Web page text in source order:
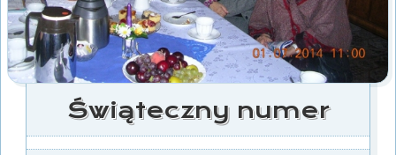
Świąteczny numer